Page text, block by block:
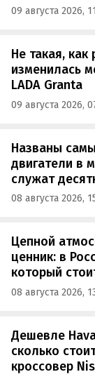
09 августа 2026,
Не такая,
изменилась
LADA Granta
09 августа 2026,
Названы
двигатели в
служат
08 августа 2026,
Цепной
ценник: в
который
08 августа 2026,
Дешевле
сколько
кроссовер